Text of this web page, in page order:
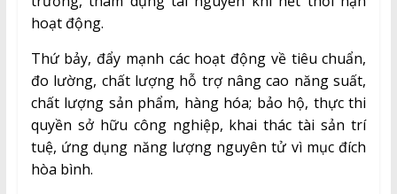
hoạt động.
Thứ bảy, đẩy mạnh các hoạt động về tiêu chuẩn,
đo lường, chất lượng hỗ trợ nâng cao năng suất,
chất lượng sản phẩm, hàng hóa; bảo hộ, thực thi
quyền sở hữu công nghiệp, khai thác tài sản trí
tuệ, ứng dụng năng lượng nguyên tử vì mục đích
hòa bình.